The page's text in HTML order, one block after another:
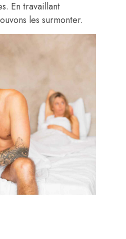
En travaillant
les surmonter.